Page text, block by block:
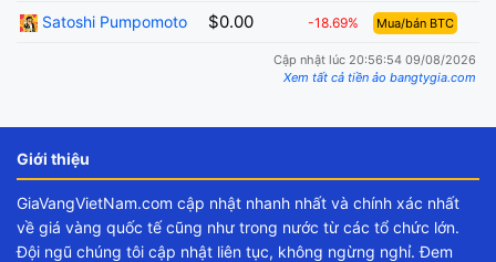
Satoshi Pumpomoto $0.00 -18.69% Mua/bán BTC
Cập nhật lúc 20:56:54 09/08/2026
Xem tất cả tiền ảo bangtygia.com
Giới thiệu
GiaVangVietNam.com cập nhật nhanh nhất và chính xác nhất
về giá vàng quốc tế cũng như trong nước từ các tổ chức lớn.
Đội ngũ chúng tôi cập nhật liên tục, không ngừng nghỉ. Đem